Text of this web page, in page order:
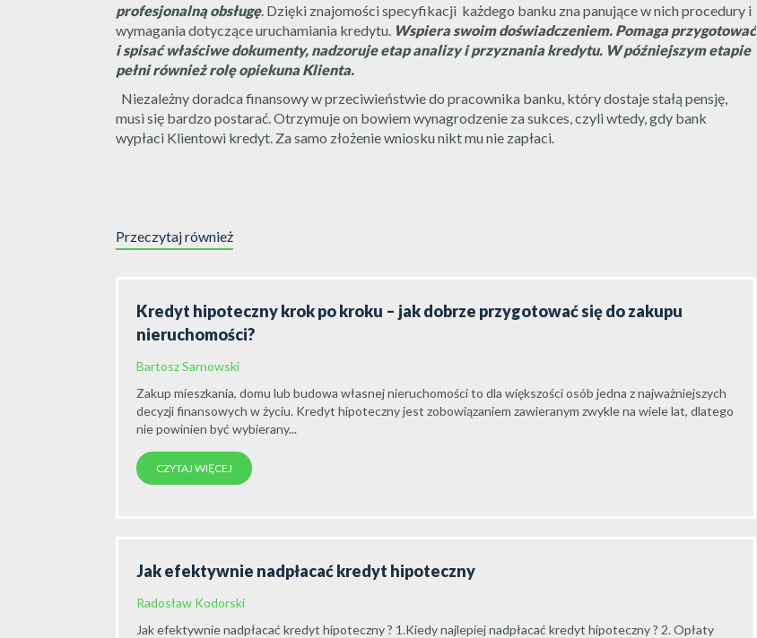
profesjonalną obsługę. Dzięki znajomości specyfikacji każdego banku zna panujące w nich procedury i
wymagania dotyczące uruchamiania kredytu. Wspiera swoim doświadczeniem. Pomaga przygotować
i spisać właściwe dokumenty, nadzoruje etap analizy i przyznania kredytu. W późniejszym etapie
pełni również rolę opiekuna Klienta.
Niezależny doradca finansowy w przeciwieństwie do pracownika banku, który dostaje stałą pensję,
musi się bardzo postarać. Otrzymuje on bowiem wynagrodzenie za sukces, czyli wtedy, gdy bank
wypłaci Klientowi kredyt. Za samo złożenie wniosku nikt mu nie zapłaci.
Przeczytaj również
Kredyt hipoteczny krok po kroku – jak dobrze przygotować się do zakupu
nieruchomości?
Bartosz Sarnowski
Zakup mieszkania, domu lub budowa własnej nieruchomości to dla większości osób jedna z najważniejszych
decyzji finansowych w życiu. Kredyt hipoteczny jest zobowiązaniem zawieranym zwykle na wiele lat, dlatego
nie powinien być wybierany...
CZYTAJ WIĘCEJ
Jak efektywnie nadpłacać kredyt hipoteczny
Radosław Kodorski
Jak efektywnie nadpłacać kredyt hipoteczny ? 1.Kiedy najlepiej nadpłacać kredyt hipoteczny ? 2. Opłaty